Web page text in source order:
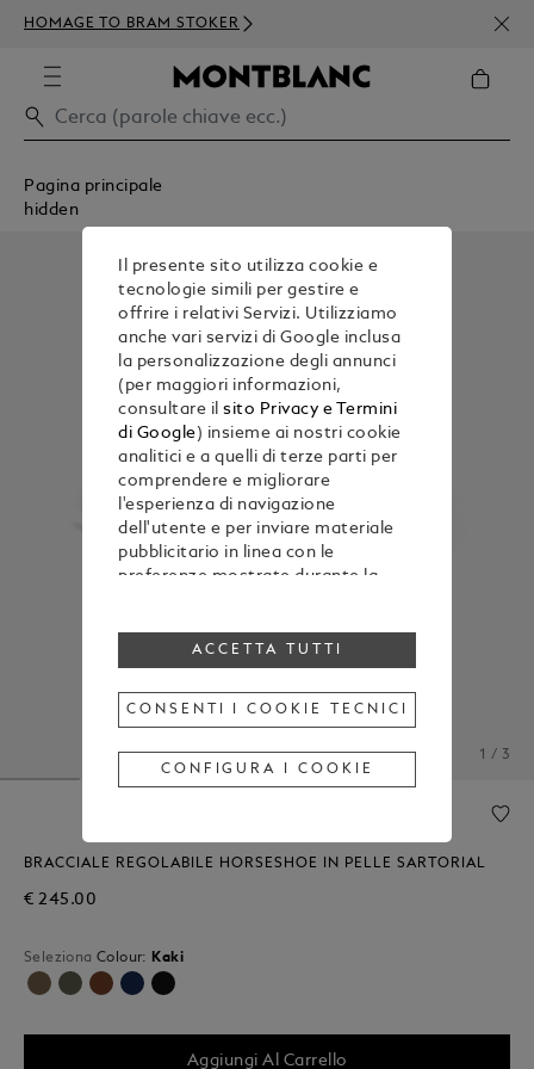
HOMAGE TO BRAM STOKER
Pagina principale
hidden
1 / 3
BRACCIALE REGOLABILE HORSESHOE IN PELLE SARTORIAL
€ 245.00
SelezionaColour: Kaki
Selezionato
Aggiungi Al Carrello
Il presente sito utilizza cookie e
tecnologie simili per gestire e
offrire i relativi Servizi. Utilizziamo
anche vari servizi di Google inclusa
la personalizzazione degli annunci
(per maggiori informazioni,
consultare ilsito Privacy e Termini
di Google) insieme ai nostri cookie
analitici e a quelli di terze parti per
comprendere e migliorare
l'esperienza di navigazione
dell'utente e per inviare materiale
pubblicitario in linea con le
preferenze mostrate durante la
consenso all’utilizzo di alcuni o di
tutti i cookie, clicca “Configura i
cookie”, oppure, per maggiori
Cliccando su “Accetta tutti”, esprimi
il tuo consenso all’utilizzo dei
tecnici”, esprimi il tuo consenso
ACCETTA TUTTI
CONSENTI I COOKIE TECNICI
CONFIGURA I COOKIE